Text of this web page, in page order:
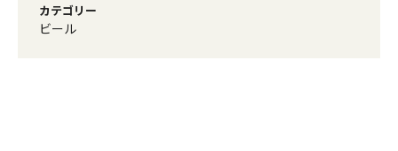
カテゴリー
ビール